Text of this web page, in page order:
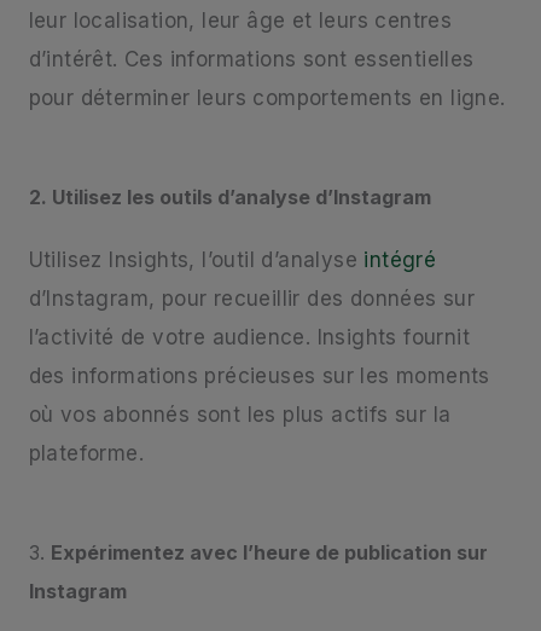
leur localisation, leur âge et leurs centres
d’intérêt. Ces informations sont essentielles
pour déterminer leurs comportements en ligne.
2. Utilisez les outils d’analyse d’Instagram
Utilisez Insights, l’outil d’analyse intégré
d’Instagram, pour recueillir des données sur
l’activité de votre audience. Insights fournit
des informations précieuses sur les moments
où vos abonnés sont les plus actifs sur la
plateforme.
3. Expérimentez avec l’heure de publication sur
Instagram